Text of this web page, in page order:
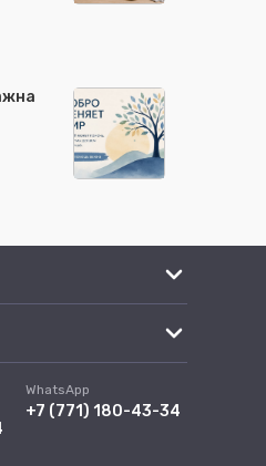
WhatsApp
+7 (771) 180-43-34